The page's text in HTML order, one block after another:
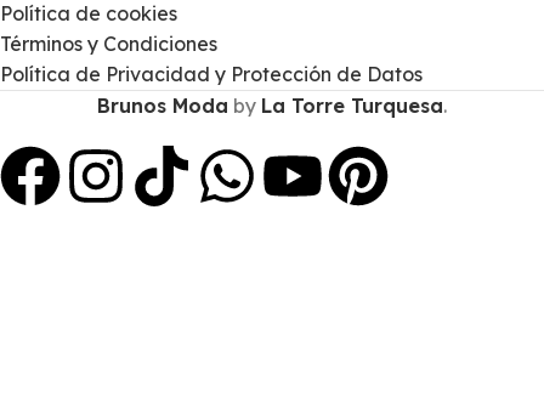
Política de cookies
Términos y Condiciones
Política de Privacidad y Protección de Datos
Brunos Moda by La Torre Turquesa.